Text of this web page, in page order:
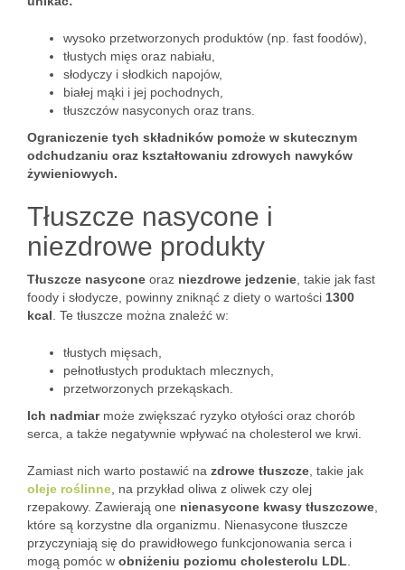
wysoko przetworzonych produktów (np. fast foodów),
tłustych mięs oraz nabiału,
słodyczy i słodkich napojów,
białej mąki i jej pochodnych,
tłuszczów nasyconych oraz trans.
Ograniczenie tych składników pomoże w skutecznym
odchudzaniu oraz kształtowaniu zdrowych nawyków
żywieniowych.
Tłuszcze nasycone i
niezdrowe produkty
Tłuszcze nasycone oraz niezdrowe jedzenie , takie jak fast
foody i słodycze, powinny zniknąć z diety o wartości 1300
kcal . Te tłuszcze można znaleźć w:
tłustych mięsach,
pełnotłustych produktach mlecznych,
przetworzonych przekąskach.
Ich nadmiarmoże zwiększać ryzyko otyłości oraz chorób
serca, a także negatywnie wpływać na cholesterol we krwi.
Zamiast nich warto postawić na zdrowe tłuszcze , takie jak
oleje roślinne , na przykład oliwa z oliwek czy olej
rzepakowy. Zawierają one nienasycone kwasy tłuszczowe
które są korzystne dla organizmu. Nienasycone tłuszcze
przyczyniają się do prawidłowego funkcjonowania serca i
mogą pomóc w obniżeniu poziomu cholesterolu LDL